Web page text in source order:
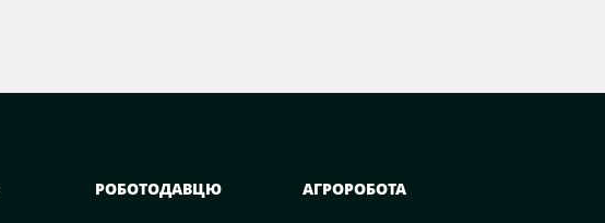
РОБОТОДАВЦЮ АГРОРОБОТА